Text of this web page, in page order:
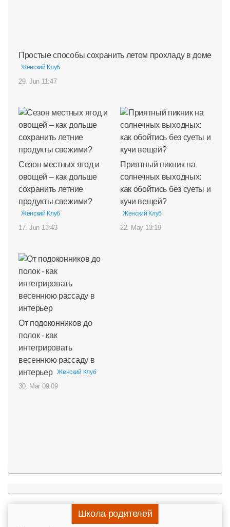
Простые способы сохранить летом прохладу в доме
Женский Клуб
29. Jun 11:47
Сезон местных ягод и
овощей – как дольше
сохранить летние
продукты свежими?
Женский Клуб
17. Jun 13:43
Приятный пикник на
солнечных выходных:
как обойтись без суеты и
кучи вещей?
Женский Клуб
22. May 13:19
От подоконников до
полок - как
интегрировать
весеннюю рассаду в
интерьер
Женский Клуб
30. Mar 09:09
Школа родителей